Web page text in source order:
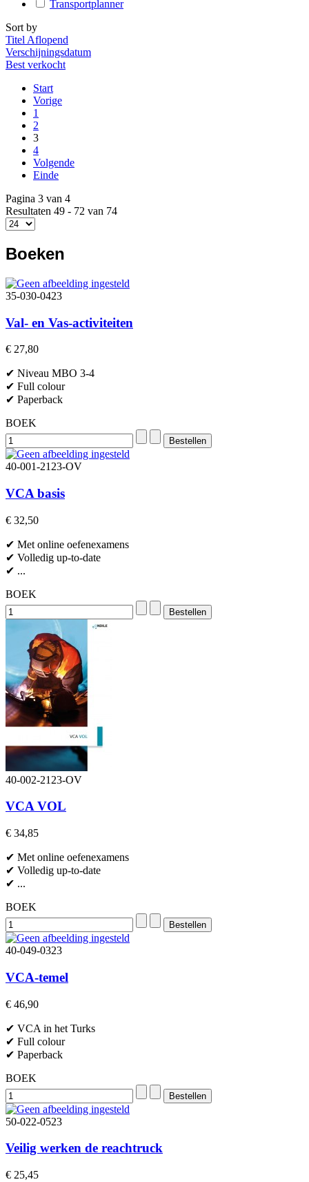
Transportplanner
Sort by
Titel Aflopend
Verschijningsdatum
Best verkocht
Start
Vorige
1
2
3
4
Volgende
Einde
Pagina 3 van 4
Resultaten 49 - 72 van 74
Boeken
35-030-0423
Val- en Vas-activiteiten
€ 27,80
✔ Niveau MBO 3-4
✔ Full colour
✔ Paperback
BOEK
40-001-2123-OV
VCA basis
€ 32,50
✔ Met online oefenexamens
✔ Volledig up-to-date
✔ ...
BOEK
40-002-2123-OV
VCA VOL
€ 34,85
✔ Met online oefenexamens
✔ Volledig up-to-date
✔ ...
BOEK
40-049-0323
VCA-temel
€ 46,90
✔ VCA in het Turks
✔ Full colour
✔ Paperback
BOEK
50-022-0523
Veilig werken de reachtruck
€ 25,45